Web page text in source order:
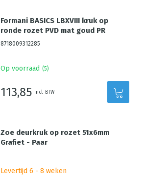
Formani BASICS LBXVIII kruk op
ronde rozet PVD mat goud PR
8718009312285
Op voorraad (5)
113,85 incl. BTW
Zoe deurkruk op rozet 51x6mm
Grafiet - Paar
Levertijd 6 - 8 weken